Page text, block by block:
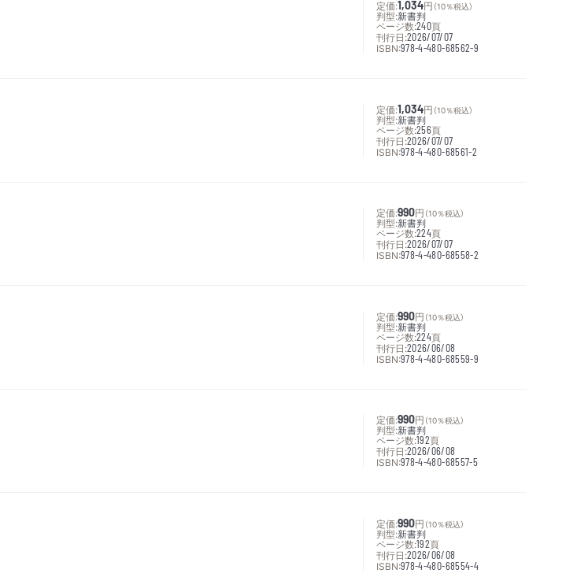
定価:1,034円 （10％税込）
判型:新書判
ページ数:240頁
刊行日:2026/07/07
ISBN:978-4-480-68562-9
定価:1,034円 （10％税込）
判型:新書判
ページ数:256頁
刊行日:2026/07/07
ISBN:978-4-480-68561-2
定価:990円 （10％税込）
判型:新書判
ページ数:224頁
刊行日:2026/07/07
ISBN:978-4-480-68558-2
定価:990円 （10％税込）
判型:新書判
ページ数:224頁
刊行日:2026/06/08
ISBN:978-4-480-68559-9
定価:990円 （10％税込）
判型:新書判
ページ数:192頁
刊行日:2026/06/08
ISBN:978-4-480-68557-5
定価:990円 （10％税込）
判型:新書判
ページ数:192頁
刊行日:2026/06/08
ISBN:978-4-480-68554-4